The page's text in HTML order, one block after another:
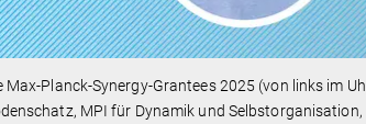
Max-Planck-Synergy-Grantees 2025 (von links im
MPI für Dynamik und